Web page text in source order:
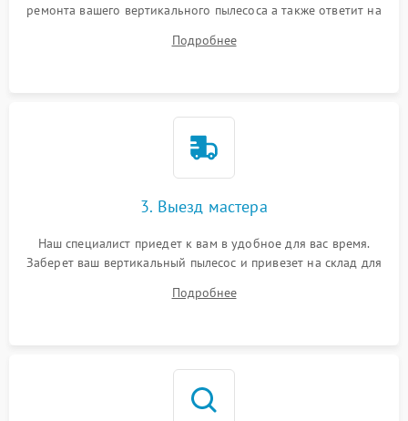
ремонта вашего вертикального пылесоса а также ответит на
Подробнее
3. Выезд мастера
Наш специалист приедет к вам в удобное для вас время.
Заберет ваш вертикальный пылесос и привезет на склад для
Подробнее